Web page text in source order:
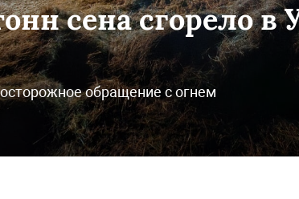
сена сгорело в
обращение с огнем